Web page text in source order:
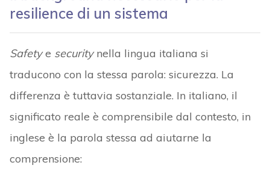
resilience di un sistema
Safetye securitynella lingua italiana si
traducono con la stessa parola: sicurezza. La
differenza è tuttavia sostanziale. In italiano, il
significato reale è comprensibile dal contesto, in
inglese è la parola stessa ad aiutarne la
comprensione: